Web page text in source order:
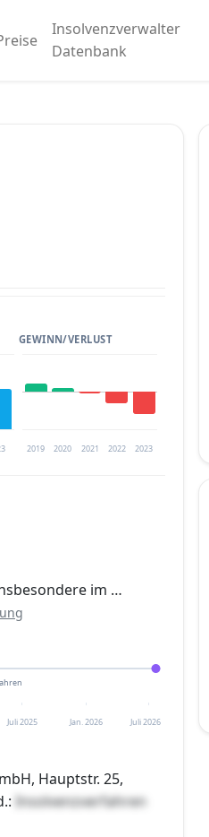
Insolvenzverwalter
Datenbank
GEWINN/VERLUST
2019 2020 2021 2022 2023
im …
Juli 2025 Jan. 2026 Juli 2026
Hauptstr. 25,
Insolvenzverfahren